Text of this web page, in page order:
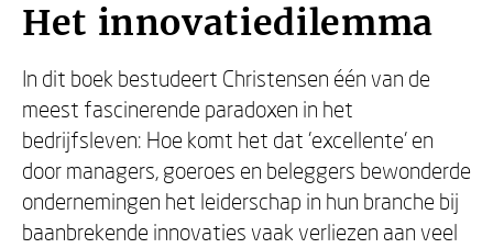
Het innovatiedilemma
In dit boek bestudeert Christensen één van de
meest fascinerende paradoxen in het
bedrijfsleven: Hoe komt het dat 'excellente' en
door managers, goeroes en beleggers bewonderde
ondernemingen het leiderschap in hun branche bij
baanbrekende innovaties vaak verliezen aan veel